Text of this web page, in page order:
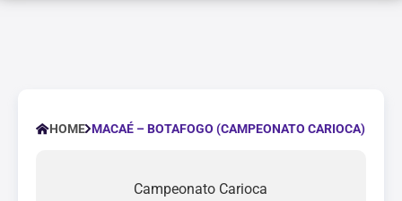
HOME MACAÉ – BOTAFOGO (CAMPEONATO CARIOCA)
Campeonato Carioca